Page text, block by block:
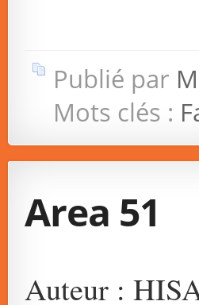
Publié par
Mots clés :
Area 51
Auteur :